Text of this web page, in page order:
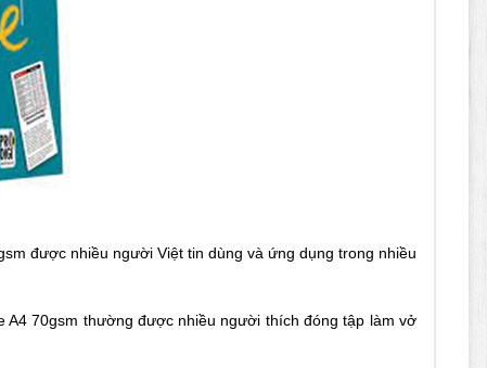
được nhiều người Việt tin dùng và ứng dụng trong nhiều
70gsm thường được nhiều người thích đóng tập làm vở